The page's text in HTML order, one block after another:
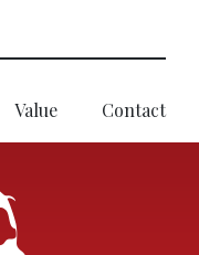
Value Contact